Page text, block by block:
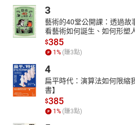
本書最後強調了組織在數位時代扮演的
織不僅僅是商業競爭的參與者，更是社
隨著技術和市場不斷變革，組織需要持
與創新間取得動態平衡。正如書中所述
有著深遠意義：它不僅能帶來組織內部
本書特色：本書以組織成熟度模型為核
程管理三個視角，探討組織如何經歷五
書中強調不同階段的管理策略和重點並
案例，作者展現成熟度理論的實際應用
3
藝術的40堂公開課：透過故
看藝術如何誕生、如何形塑
$385
1 % (賺3點)
4
扁平時代：演算法如何限縮
書】
$385
1 % (賺3點)